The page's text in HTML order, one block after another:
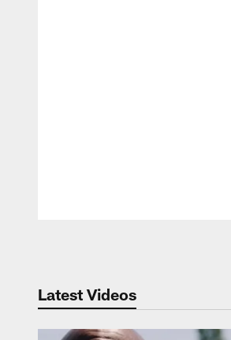
Latest Videos